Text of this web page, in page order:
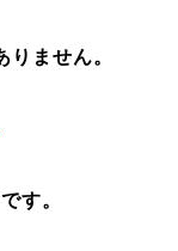
ません。
す。